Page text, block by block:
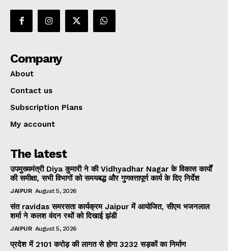
Company
About
Contact us
Subscription Plans
My account
The latest
उपमुख्यमंत्री Diya कुमारी ने की Vidhyadhar Nagar के विकास कार्यों
की समीक्षा, सभी विभागों को समयबद्ध और गुणवत्तापूर्ण कार्य के दिए निर्देश
JAIPUR August 5, 2026
संत ravidas समरसता कार्यक्रम Jaipur में आयोजित, सीएम भजनलाल
शर्मा ने कलश वंदन रथों को दिखाई झंडी
JAIPUR August 5, 2026
प्रदेश में 2101 करोड़ की लागत से होगा 3232 सड़कों का निर्माण